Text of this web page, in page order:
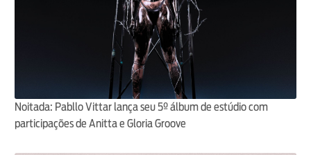
Noitada: Pabllo Vittar lança seu 5º álbum de estúdio com
participações de Anitta e Gloria Groove